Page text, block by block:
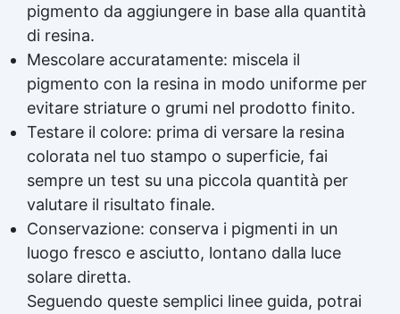
pigmento da aggiungere in base alla quantità
di resina.
Mescolare accuratamente: miscela il
pigmento con la resina in modo uniforme per
evitare striature o grumi nel prodotto finito.
Testare il colore: prima di versare la resina
colorata nel tuo stampo o superficie, fai
sempre un test su una piccola quantità per
valutare il risultato finale.
Conservazione: conserva i pigmenti in un
luogo fresco e asciutto, lontano dalla luce
solare diretta.
Seguendo queste semplici linee guida, potrai